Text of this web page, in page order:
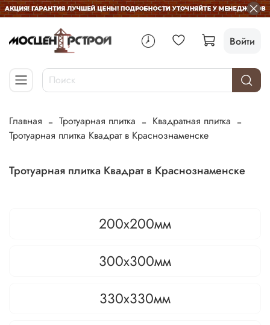
Войти
Главная Тротуарная плитка
Квадратная плитка
Тротуарная плитка Квадрат в Краснознаменске
Тротуарная плитка Квадрат в Краснознаменске
200х200мм
300х300мм
330х330мм